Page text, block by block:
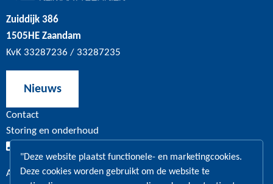
"Deze website plaatst functionele- en marketingcookies.
Deze cookies worden gebruikt om de website te
Zuiddijk 386
1505HE Zaandam
KvK 33287236 / 33287235
Nieuws
Contact
Storing en onderhoud
Algemeen en administratie